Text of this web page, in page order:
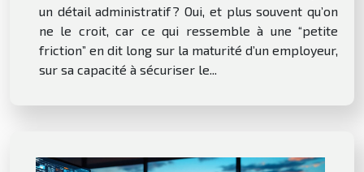
un détail administratif ? Oui, et plus souvent qu’on
ne le croit, car ce qui ressemble à une “petite
friction” en dit long sur la maturité d’un employeur,
sur sa capacité à sécuriser le...